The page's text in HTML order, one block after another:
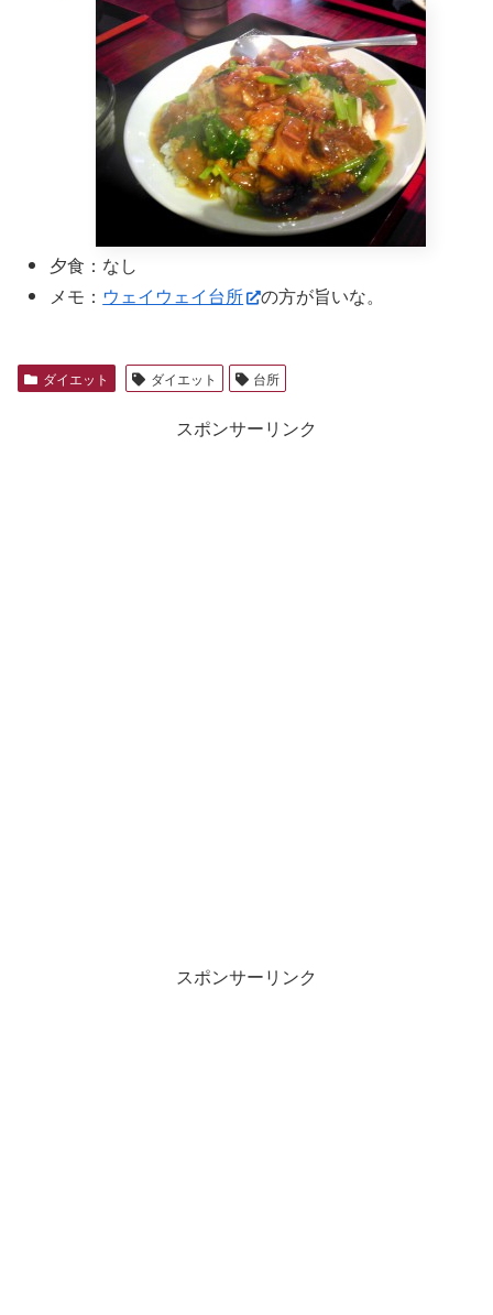
夕食：なし
メモ： ウェイウェイ台所 の方が旨いな。
ダイエット ダイエット 台所
スポンサーリンク
スポンサーリンク